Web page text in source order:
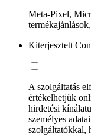
Meta-Pixel,
Kiterjesztett
A szolgáltatás
értékelhetjük
hirdetési
személyes
szolgáltatókkal,